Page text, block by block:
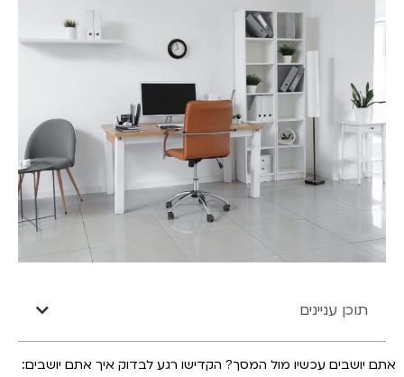
אתם יושבים עכשיו מול המסך? הקדישו רגע לבדוק איך אתם יושבים:
תוכן עניינים